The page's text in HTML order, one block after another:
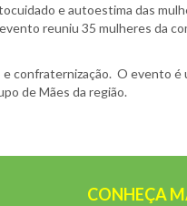
e autoestima das
reuniu 35 mulheres da
confraternização. O evento
de Mães da região.
CONHEÇA